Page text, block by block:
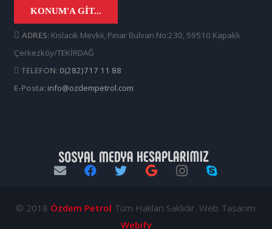
KONUM'A GIT...
ADRES: Kıslacık Mevkii, Pınar Bulvarı No:230, 59510 Kapaklı
Çerkezköy/TEKİRDAĞ
TELEFON: 0(282)717 11 88
E-Posta: info@ozdempetrol.com
© 2018 Özdem Petrol Tüm Hakları Saklıdır. Web Tasarım:
Webify